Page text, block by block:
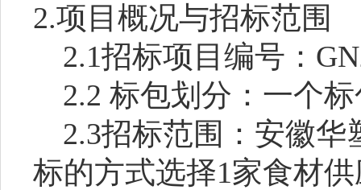
2.项目概况与招标范围
2.1招标项目编号：
2.2 标包划分： 一个
2.3招标范围：安徽华
标的方式选择1家食材